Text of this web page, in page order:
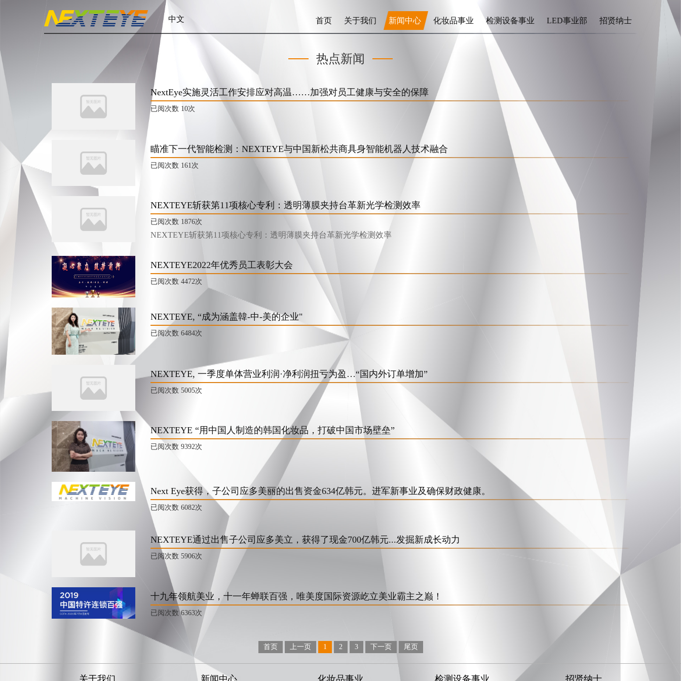
中文 首页 关于我们 新闻中心 化妆品事业 检测设备事业 LED事业部 招贤纳士
热点新闻
NextEye实施灵活工作安排应对高温……加强对员工健康与安全的保障
已阅次数 10次
瞄准下一代智能检测：NEXTEYE与中国新松共商具身智能机器人技术融合
已阅次数 161次
NEXTEYE斩获第11项核心专利：透明薄膜夹持台革新光学检测效率
已阅次数 1876次
NEXTEYE斩获第11项核心专利：透明薄膜夹持台革新光学检测效率
NEXTEYE2022年优秀员工表彰大会
已阅次数 4472次
NEXTEYE, “成为涵盖韓-中-美的企业"
已阅次数 6484次
NEXTEYE, 一季度单体营业利润·净利润扭亏为盈…“国内外订单增加”
已阅次数 5005次
NEXTEYE “用中国人制造的韩国化妆品，打破中国市场壁垒”
已阅次数 9392次
Next Eye获得，子公司应多美丽的出售资金634亿韩元。进军新事业及确保财政健康。
已阅次数 6082次
NEXTEYE通过出售子公司应多美立，获得了现金700亿韩元...发掘新成长动力
已阅次数 5906次
十九年领航美业，十一年蝉联百强，唯美度国际资源屹立美业霸主之巅！
已阅次数6363次
首页 上一页 1 2 3 下一页 尾页
关于我们 新闻中心 化妆品事业 检测设备事业 招贤纳士